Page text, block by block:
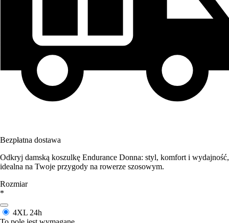
Bezpłatna dostawa
Odkryj damską koszulkę Endurance Donna: styl, komfort i wydajność,
idealna na Twoje przygody na rowerze szosowym.
Rozmiar
*
4XL 24h